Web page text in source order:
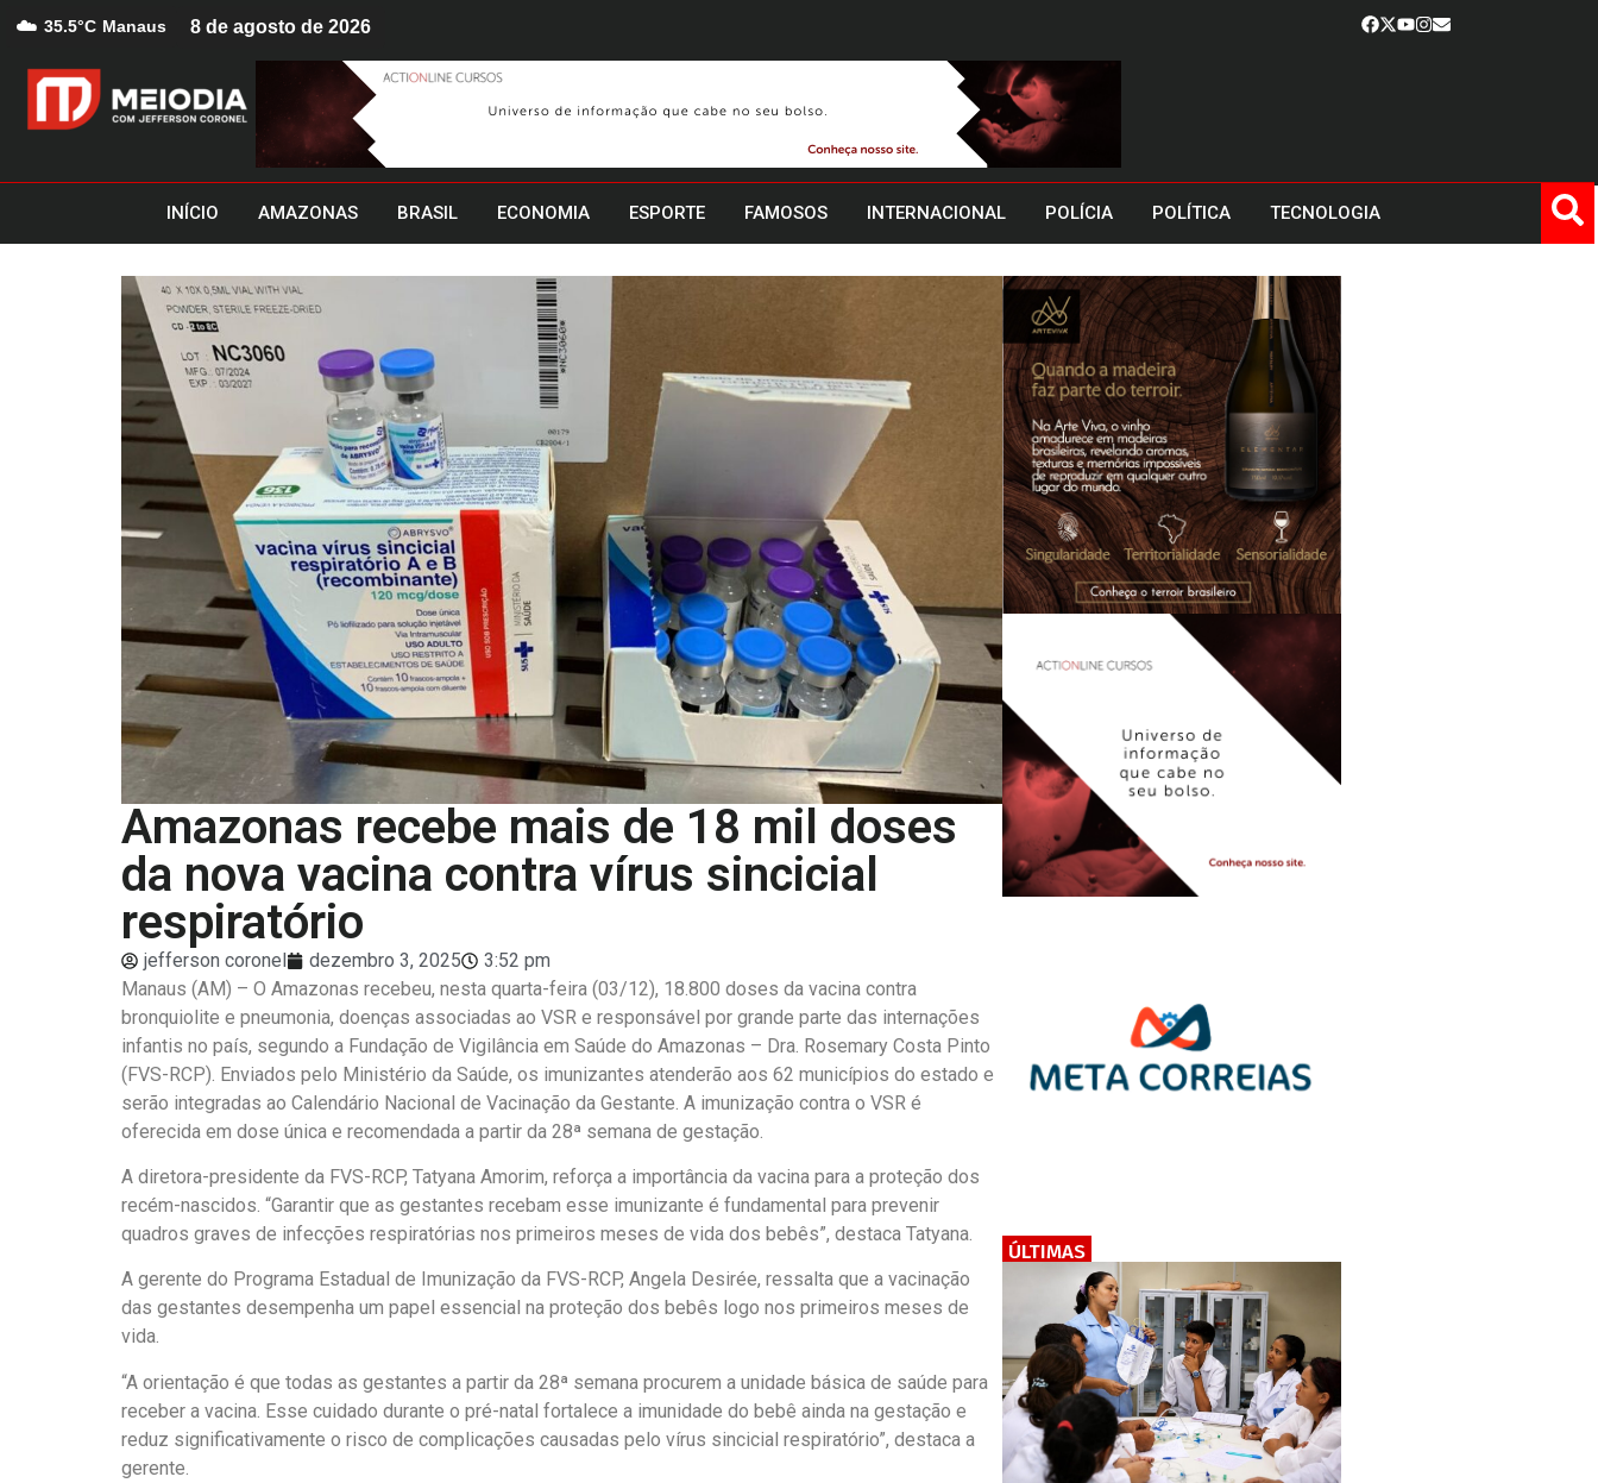
☁️ 35.5°C Manaus 8 de agosto de 2026
INÍCIO AMAZONAS BRASIL ECONOMIA ESPORTE FAMOSOS INTERNACIONAL POLÍCIA POLÍTICA TECNOLOGIA
Amazonas recebe mais de 18 mil doses
da nova vacina contra vírus sincicial
respiratório
jefferson coronel dezembro 3, 2025
3:52 pm
Manaus (AM) – O Amazonas recebeu, nesta quarta-feira (03/12), 18.800 doses da vacina contra
bronquiolite e pneumonia, doenças associadas ao VSR e responsável por grande parte das internações
infantis no país, segundo a Fundação de Vigilância em Saúde do Amazonas – Dra. Rosemary Costa Pinto
(FVS-RCP). Enviados pelo Ministério da Saúde, os imunizantes atenderão aos 62 municípios do estado e
serão integradas ao Calendário Nacional de Vacinação da Gestante. A imunização contra o VSR é
oferecida em dose única e recomendada a partir da 28ª semana de gestação.
A diretora-presidente da FVS-RCP, Tatyana Amorim, reforça a importância da vacina para a proteção dos
recém-nascidos. “Garantir que as gestantes recebam esse imunizante é fundamental para prevenir
quadros graves de infecções respiratórias nos primeiros meses de vida dos bebês”, destaca Tatyana.
A gerente do Programa Estadual de Imunização da FVS-RCP, Angela Desirée, ressalta que a vacinação
das gestantes desempenha um papel essencial na proteção dos bebês logo nos primeiros meses de
vida.
“A orientação é que todas as gestantes a partir da 28ª semana procurem a unidade básica de saúde para
receber a vacina. Esse cuidado durante o pré-natal fortalece a imunidade do bebê ainda na gestação e
reduz significativamente o risco de complicações causadas pelo vírus sincicial respiratório”, destaca a
gerente.
ÚLTIMAS